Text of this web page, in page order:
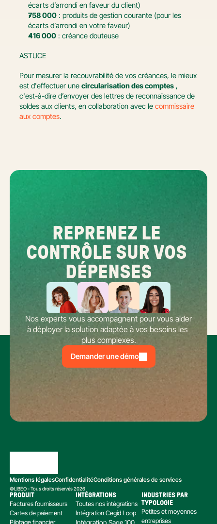
écarts d’arrondi en faveur du client)
758 000 : produits de gestion courante (pour les
écarts d’arrondi en votre faveur)
416 000 : créance douteuse
ASTUCE
Pour mesurer la recouvrabilité de vos créances, le mieux
est d'effectuer une circularisation des comptes ,
c'est-à-dire d’envoyer des lettres de reconnaissance de
soldes aux clients, en collaboration avec le commissaire
aux comptes.
REPRENEZ LE
CONTRÔLE SUR VOS
DÉPENSES
Nos experts vous accompagnent pour vous aider
à déployer la solution adaptée à vos besoins les
plus complexes.
Demander une démo
Mentions légalesConfidentialitéConditions générales de services
©LIBEO - Tous droits réservés 2026
PRODUIT
Factures fournisseurs
Cartes de paiement
Pilotage financier
INTÉGRATIONS
Toutes nos intégrations
Intégration Cegid Loop
Intégration Sage 100
INDUSTRIES PAR
TYPOLOGIE
Petites et moyennes
entreprises